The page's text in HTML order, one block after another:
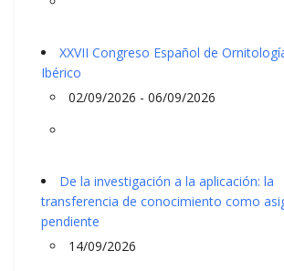
XXVII Congreso Español de
Ibérico
02/09/2026 - 06/09/2026
De la investigación a la aplicación: la
transferencia de conocimiento como
pendiente
14/09/2026